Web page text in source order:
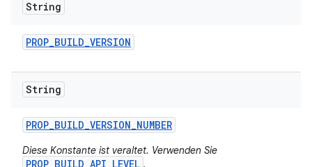
String
PROP_BUILD_VERSION
String
PROP_BUILD_VERSION_NUMBER
Diese Konstante ist veraltet. Verwenden Sie
PROP_BUILD_API_LEVEL .